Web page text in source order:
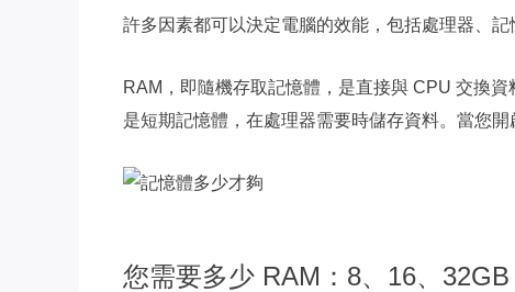
許多因素都可以決定電腦的效能，包括處理器、
RAM，即隨機存取記憶體，是直接與 CPU 交換
是短期記憶體，在處理器需要時儲存資料。當您
您需要多少 RAM：8、16、32GB